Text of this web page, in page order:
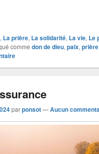
, La prière, La solidarité, La vie, Le
comme don de dieu, paix, prière
parponsot—Aucun